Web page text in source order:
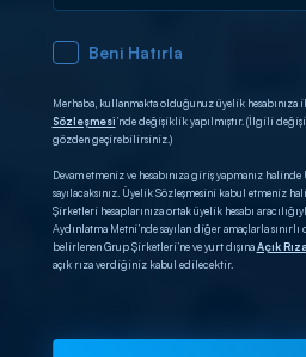
Beni Hatırla
Merhaba, kullanmakta olduğunuz üyelik hesabınıza
Sözleşmesi’nde değişiklik yapılmıştır. (İlgili
gözden geçirebilirsiniz.)
Devam etmeniz ve hesabınıza giriş yapmanız
sayılacaksınız. Üyelik Sözleşmesini kabul etmeniz
Şirketleri hesaplarınıza ortak üyelik hesabı
Aydınlatma Metni’nde sayılan diğer amaçlarla
belirlenen Grup Şirketleri’ne ve yurt dışınaAçık
açık rıza verdiğiniz kabul edilecektir.